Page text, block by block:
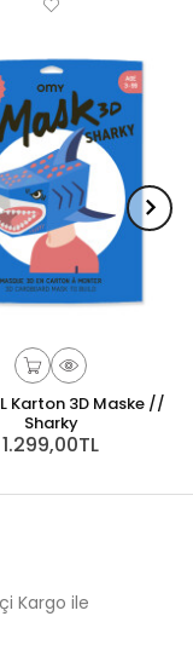
Karton 3D Maske //
Sharky
1.299,00TL
Kargo ile